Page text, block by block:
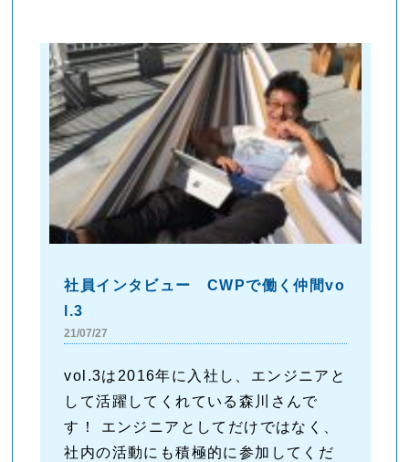
社員インタビュー CWPで働く仲間vo
l.3
21/07/27
vol.3は2016年に入社し、エンジニアと
して活躍してくれている森川さんで
す！ エンジニアとしてだけではなく、
社内の活動にも積極的に参加してくだ